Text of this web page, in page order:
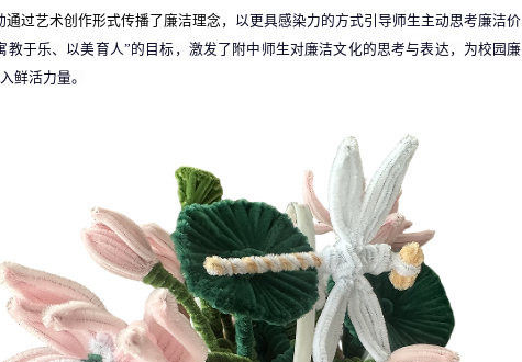
通过艺术创作形式传播了廉洁理念， 以更具感染力的方式引导师生主动思考廉洁价
教于乐、以美育人”的目标，激发了附中师生对廉洁文化的思考与表达，为校园廉
鲜活力量。